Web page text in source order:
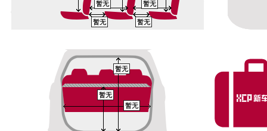
暂无
暂无 暂无
暂无
暂无
暂无
暂无